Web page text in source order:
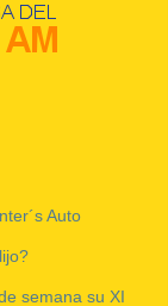
Auto
semana su XI